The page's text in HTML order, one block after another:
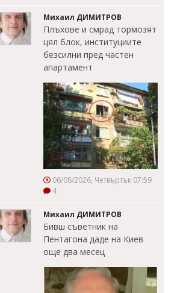
Михаил ДИМИТРОВ
Плъхове и смрад тормозят
цял блок, институциите
безсилни пред частен
апартамент
06/08/2026, Четвъртък 07:59
4
Михаил ДИМИТРОВ
Бивш съветник на
Пентагона даде на Киев
още два месец